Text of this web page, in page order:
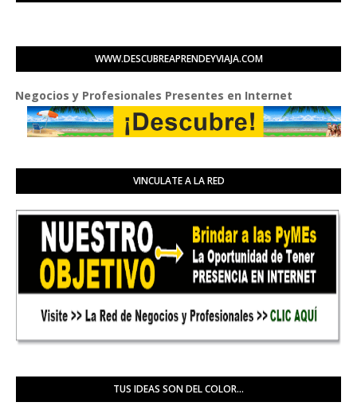
WWW.DESCUBREAPRENDEYVIAJA.COM
Profesionales Presentes en Internet
VINCULATE A LA RED
TUS IDEAS SON DEL COLOR...